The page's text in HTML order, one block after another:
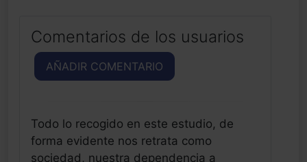
Comentarios de los usuarios
AÑADIR COMENTARIO
Todo lo recogido en este estudio, de
forma evidente nos retrata como
sociedad, nuestra dependencia a